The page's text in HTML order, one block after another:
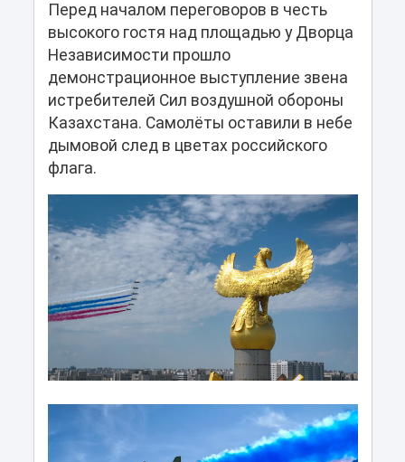
Перед началом переговоров в честь
высокого гостя над площадью у Дворца
Независимости прошло
демонстрационное выступление звена
истребителей Сил воздушной обороны
Казахстана. Самолёты оставили в небе
дымовой след в цветах российского
флага.